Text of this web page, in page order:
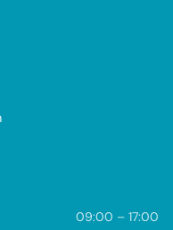
09:00 – 17:00